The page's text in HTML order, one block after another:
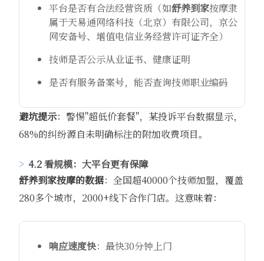
平台是否有合法经营资质（如舒养到家按摩隶
属于天易通网络科技（北京）有限公司，京公
网安备号、增值电信业务经营许可证齐全）
技师是否公示从业证书、健康证明
是否有服务备案号，能否查询技师职业编码
避坑提示：警惕"超低价套餐"，某投诉平台数据显示，
68%的纠纷源自未明确标注的附加收费项目。
4.2 看规模：大平台更有保障
舒养到家按摩的数据：全国超40000个技师加盟，覆盖
280多个城市，2000+线下合作门店。这意味着：
响应速度快：最快30分钟上门